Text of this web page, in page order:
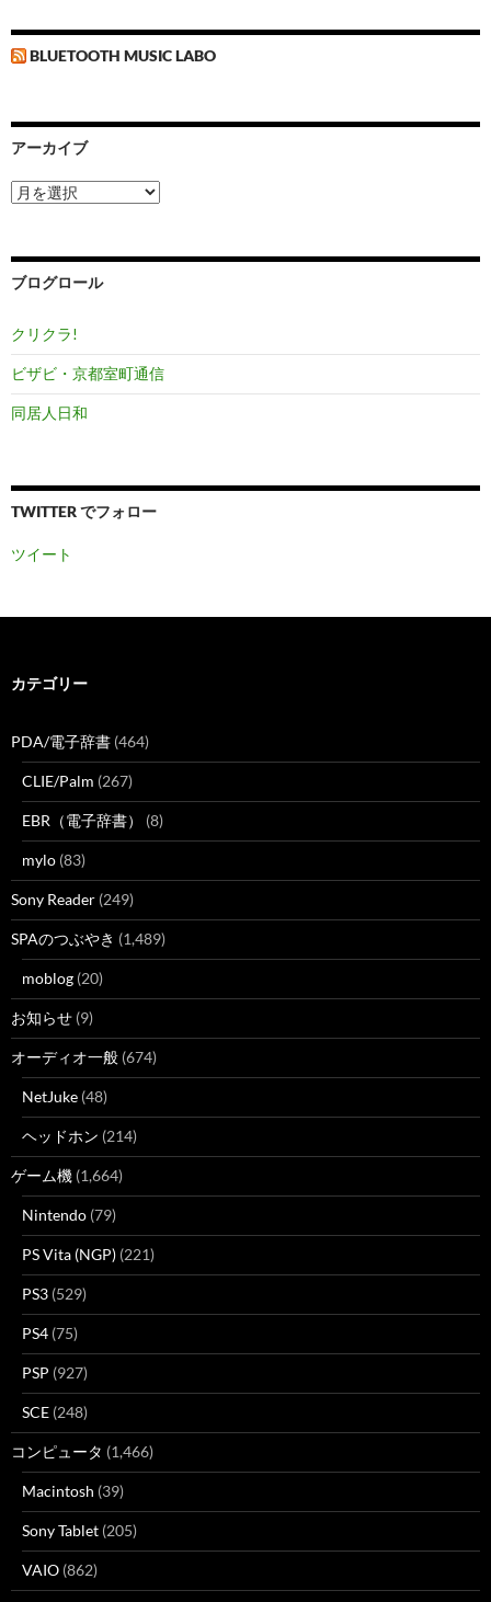
BLUETOOTH MUSIC LABO
アーカイブ
ア
ー
ブログロール
クリクラ!
ビザビ・京都室町通信
同居人日和
TWITTER でフォロー
ツイート
カテゴリー
PDA/電子辞書 (464)
CLIE/Palm (267)
EBR（電子辞書） (8)
mylo (83)
Sony Reader (249)
SPAのつぶやき (1,489)
moblog (20)
お知らせ (9)
オーディオ一般 (674)
NetJuke (48)
ヘッドホン (214)
ゲーム機 (1,664)
Nintendo (79)
PS Vita (NGP) (221)
PS3 (529)
PS4 (75)
PSP (927)
SCE (248)
コンピュータ (1,466)
Macintosh (39)
Sony Tablet (205)
VAIO (862)